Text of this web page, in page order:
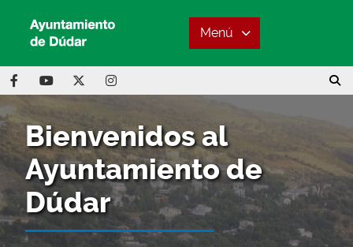
Menú
Bienvenidos al
Ayuntamiento de
Dúdar